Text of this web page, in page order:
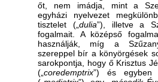
őt, nem imádja, mint a
egyházi nyelvezet
tisztelet („ dulia”), illetve a
fogalmait. A középső
használják, míg a
szereppel bír a könyörgések
sarokpontja, hogy ő Krisztus
(„ coredemptrix”) és egyben